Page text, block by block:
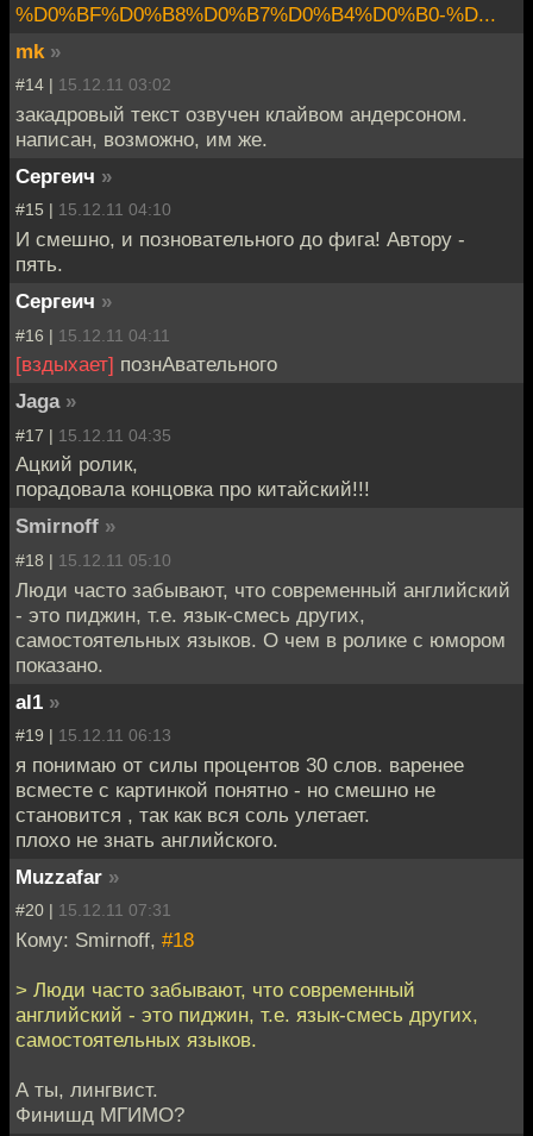
%D0%BF%D0%B8%D0%B7%D0%B4%D0%B0-%D...
mk »
#14 | 15.12.11 03:02
закадровый текст озвучен клайвом андерсоном.
написан, возможно, им же.
Сергеич »
#15 | 15.12.11 04:10
И смешно, и позновательного до фига! Автору -
пять.
Сергеич »
#16 | 15.12.11 04:11
[вздыхает] познАвательного
Jaga »
#17 | 15.12.11 04:35
Ацкий ролик,
порадовала концовка про китайский!!!
Smirnoff »
#18 | 15.12.11 05:10
Люди часто забывают, что современный английский
- это пиджин, т.е. язык-смесь других,
самостоятельных языков. О чем в ролике с юмором
показано.
al1 »
#19 | 15.12.11 06:13
я понимаю от силы процентов 30 слов. варенее
всместе с картинкой понятно - но смешно не
становится , так как вся соль улетает.
плохо не знать английского.
Muzzafar »
#20 | 15.12.11 07:31
Кому: Smirnoff, #18
> Люди часто забывают, что современный
английский - это пиджин, т.е. язык-смесь других,
самостоятельных языков.
А ты, лингвист.
Финишд МГИМО?